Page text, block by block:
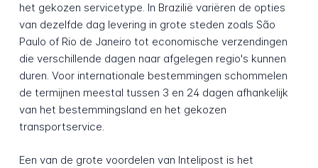
het gekozen servicetype. In Brazilië variëren de opties
van dezelfde dag levering in grote steden zoals São
Paulo of Rio de Janeiro tot economische verzendingen
die verschillende dagen naar afgelegen regio's kunnen
duren. Voor internationale bestemmingen schommelen
de termijnen meestal tussen 3 en 24 dagen afhankelijk
van het bestemmingsland en het gekozen
transportservice.
Een van de grote voordelen van Intelipost is het